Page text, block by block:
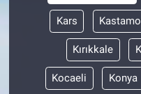
Kars
Kırıkkale
Kocaeli Konya